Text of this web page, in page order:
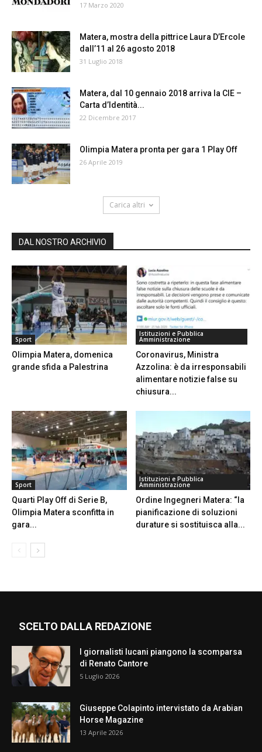
17 Marzo 2020
Matera, mostra della pittrice Laura D’Ercole
dall’11 al 26 agosto 2018
31 Luglio 2018
Matera, dal 10 gennaio 2018 arriva la CIE –
Carta d’Identità...
22 Dicembre 2017
Olimpia Matera pronta per gara 1 Play Off
26 Aprile 2019
Carica altri
DAL NOSTRO ARCHIVIO
Sport
Olimpia Matera, domenica
grande sfida a Palestrina
Istituzioni e Pubblica
Amministrazione
Coronavirus, Ministra
Azzolina: è da irresponsabili
alimentare notizie false su
chiusura...
Sport
Quarti Play Off di Serie B,
Olimpia Matera sconfitta in
gara...
Istituzioni e Pubblica
Amministrazione
Ordine Ingegneri Matera: “la
pianificazione di soluzioni
durature si sostituisca alla...
SCELTO DALLA REDAZIONE
I giornalisti lucani piangono la scomparsa
di Renato Cantore
5 Luglio 2026
Giuseppe Colapinto intervistato da Arabian
Horse Magazine
13 Aprile 2026